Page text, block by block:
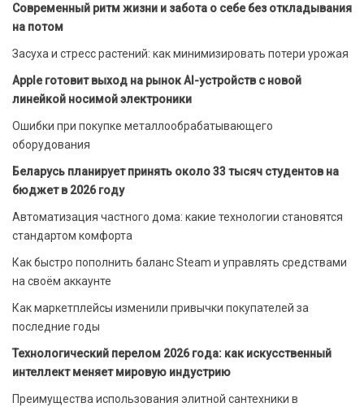
Современный ритм жизни и забота о себе без откладывания
на потом
Засуха и стресс растений: как минимизировать потери урожая
Apple готовит выход на рынок AI-устройств с новой
линейкой носимой электроники
Ошибки при покупке металлообрабатывающего
оборудования
Беларусь планирует принять около 33 тысяч студентов на
бюджет в 2026 году
Автоматизация частного дома: какие технологии становятся
стандартом комфорта
Как быстро пополнить баланс Steam и управлять средствами
на своём аккаунте
Как маркетплейсы изменили привычки покупателей за
последние годы
Технологический перелом 2026 года: как искусственный
интеллект меняет мировую индустрию
Преимущества использования элитной сантехники в